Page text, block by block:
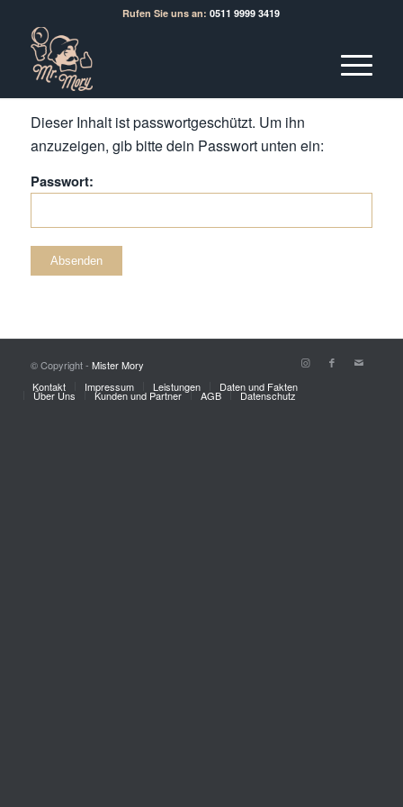
Rufen Sie uns an: 0511 9999 3419
Dieser Inhalt ist passwortgeschützt. Um ihn
anzuzeigen, gib bitte dein Passwort unten ein:
Passwort:
© Copyright - Mister Mory
Kontakt
Impressum Leistungen Daten und Fakten
Über Uns Kunden und Partner AGB Datenschutz